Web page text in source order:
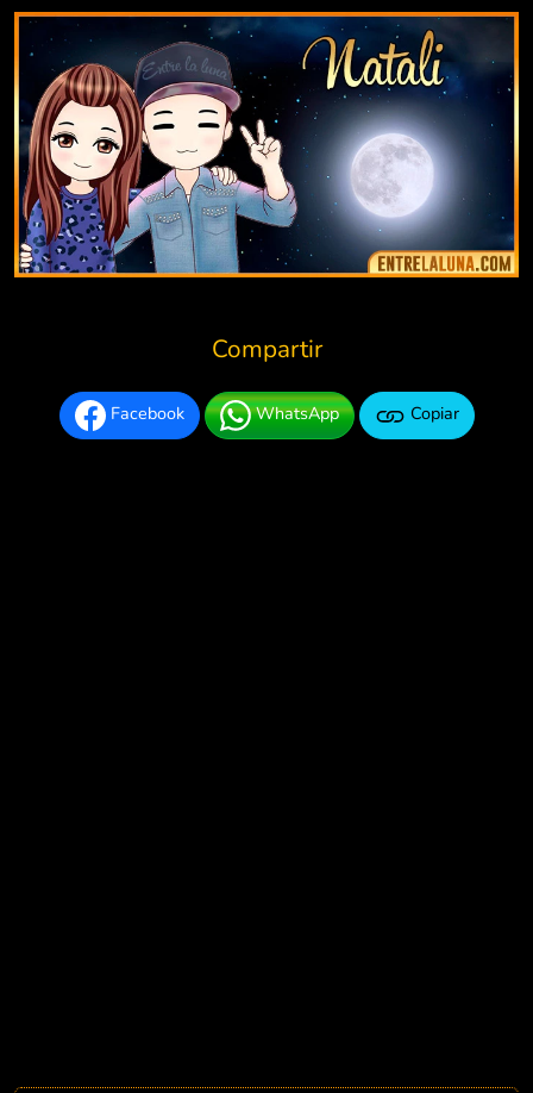
Compartir
Facebook WhatsApp Copiar